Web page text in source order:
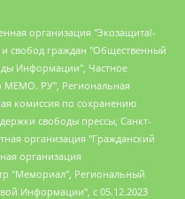
Соловьева Елена Анатольевна, Сотников Даниил Владимирович, Сурначева Елизавета Дмитриевна, Автономная некоммерческая организация по защите прав человека и информированию населения "Якутия – Наше Мнение", Общество с ограниченной ответственностью "Москоу диджитал медиа", с 26.01.2023 Общество с ограниченной ответственностью "Чайка Белые сады", Ветошкина Валерия Валерьевна, Заговора Максим Александрович, Межрегиональное общественное движение "Российская ЛГБТ - сеть", Оленичев Максим Владимирович, Павлов Иван Юрьевич, Скворцова Елена Сергеевна, Общество с ограниченной ответственностью "Как бы инагент", Кочетков Игорь Викторович, Общество с ограниченной ответственностью "Честные выборы", Еланчик Олег Александрович, Общество с ограниченной ответственностью "Нобелевский призыв", Гималова Регина Эмилевна, Григорьев Андрей Валерьевич, Григорьева Алина Александровна, Ассоциация по содействию защите прав призывников, альтернативнослужащих и военнослужащих "Правозащитная группа "Гражданин.Армия.Право", Хисамова Регина Фаритовна, Автономная некоммерческая организация по реализации социально-правовых программ "Лилит", Дальневосточное общественное движение "Маяк", Санкт-Петербургская ЛГБТ-инициативная группа "Выход", Инициативная группа ЛГБТ+ "Реверс", Алексеев Андрей Викторович, Бекбулатова Таисия Львовна, Беляев Иван Михайлович, Владыкина Елена Сергеевна, Гельман Марат Александрович, Никульшина Вероника Юрьевна, Толоконникова Надежда Андреевна, Шендерович Виктор Анатольевич, Общество с ограниченной ответственностью "Данное сообщение", Общество с ограниченной ответственностью Издательский дом "Новая глава", Айнбиндер Александра Александровна, Московский комьюнити-центр для ЛГБТ+инициатив, Благотворительный фонд развития филантропии, Deutsche Welle (Германия, Kurt-Schumacher-Strasse 3, 53113 Bonn), Борзунова Мария Михайловна, Воробьев Виктор Викторович, Голубева Анна Львовна, Константинова Алла Михайловна, Малкова Ирина Владимировна, Мурадов Мурад Абдулгалимович, Осетинская Елизавета Николаевна, Понасенков Евгений Николаевич, Ганапольский Матвей Юрьевич, Киселев Евгений Алексеевич, Борухович Ирина Григорьевна, Дремин Иван Тимофеевич, Дубровский Дмитрий Викторович, Красноярская региональная общественная организация поддержки и развития альтернативных образовательных технологий и межкультурных коммуникаций "ИНТЕРРА", Маяковская Екатерина Алексеевна, Фейгин Марк Захарович, Филимонов Андрей Викторович, Дзугкоева Регина Николаевна, Доброхотов Роман Александрович, Дудь Юрий Александрович, Елкин Сергей Владимирович, Кругликов Кирилл Игоревич, Сабунаева Мария Леонидовна, Семенов Алексей Владимирович, Шаинян Карен Багратович, Шульман Екатерина Михайловна, Асафьев Артур Валерьевич, Вахштайн Виктор Семенович, Венедиктов Алексей Алексеевич, Лушникова Екатерина Евгеньевна, Волков Леонид Михайлович, Невзоров Александр Глебович, Пархоменко Сергей Борисович, Сироткин Ярослав Николаевич, Кара-Мурза Владимир Владимирович, Баранова Наталья Владимировна, Гозман Леонид Яковлевич, Кагарлицкий Борис Юльевич, Климарев Михаил Валерьевич, Милов Владимир Станиславович, Автономная некоммерческая организация Краснодарский центр современного искусства "Типография", Моргенштерн Алишер Тагирович, Соболь Любовь Эдуардовна, Общество с ограниченной ответственностью "ЛИЗА НОРМ", Каспаров Гарри Кимович, Ходорковский Михаил Борисович, Общество с ограниченной ответственностью "Апрельские тезисы", Данилович Ирина Брониславовна, Кашин Олег Владимирович, Петров Николай Владимирович, Пивоваров Алексей Владимирович, Соколов Михаил Владимирович, Цветкова Юлия Владимировна, Чичваркин Евгений Александрович, Комитет против пыток/Команда против пыток, Общество с ограниченной ответственностью "Первый научный", Общество с ограниченной ответственностью "Вертолет и ко", Белоцерковская Вероника Борисовна, Кац Максим Евгеньевич, Лазарева Татьяна Юрьевна, Шаведдинов Руслан Табризович, Яшин Илья Валерьевич, Общество с ограниченной ответственностью "Иноагент ААВ", Алешковский Дмитрий Петрович, Альбац Евгения Марковна, Быков Дмитрий Львович, Галямина Юлия Евгеньевна, Лойко Сергей Леонидович, Мартынов Кирилл Константинович, Медведев Сергей Александрович, Крашенинников Федор Геннадиевич, Гордеева Катерина Вл